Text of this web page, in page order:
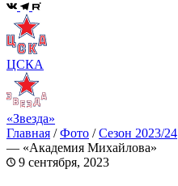
ЦСКА
«Звезда»
Главная /Фото /Сезон 2023/24
— «Академия Михайлова»
9 сентября, 2023